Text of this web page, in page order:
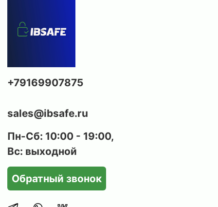
Оптимальная организация внутреннего
пространства:
документов. Это обеспечивает удобство и
сопутствующих предметов.
Анкерное крепление:
оборудованы отверстиями для крепления к
стене, что исключает возможность
несанкционированного выноса сейфа
злоумышленниками.
Современный дизайн:
вид, износостойкое порошковое покрытие
позволяют сейфам Беркут гармонично
+79169907875
sales@ibsafe.ru
Пн-Сб: 10:00 - 19:00,
Вс: выходной
Обратный звонок